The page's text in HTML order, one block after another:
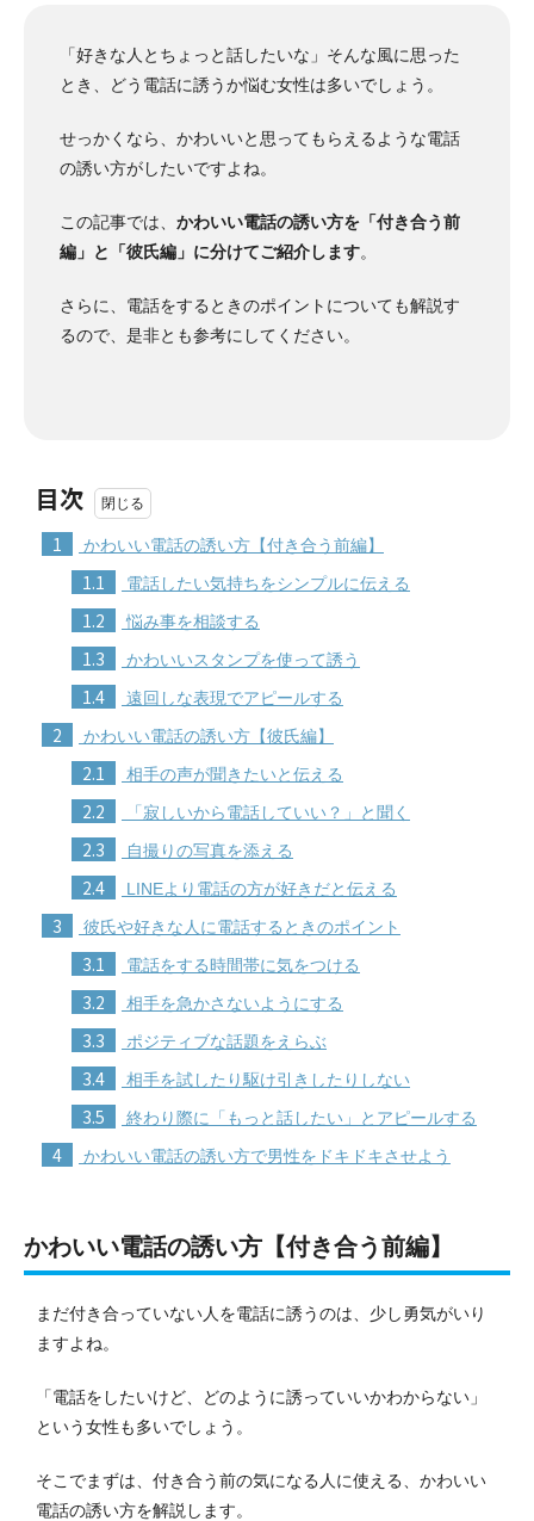
「好きな人とちょっと話したいな」そんな風に思った
とき、どう電話に誘うか悩む女性は多いでしょう。
せっかくなら、かわいいと思ってもらえるような電話
の誘い方がしたいですよね。
この記事では、 かわいい電話の誘い方を「付き合う前
編」と「彼氏編」に分けてご紹介します。
さらに、電話をするときのポイントについても解説す
るので、是非とも参考にしてください。
目次
1 かわいい電話の誘い方【付き合う前編】
1.1 電話したい気持ちをシンプルに伝える
1.2 悩み事を相談する
1.3 かわいいスタンプを使って誘う
1.4 遠回しな表現でアピールする
2 かわいい電話の誘い方【彼氏編】
2.1 相手の声が聞きたいと伝える
2.2 「寂しいから電話していい？」と聞く
2.3 自撮りの写真を添える
2.4 LINEより電話の方が好きだと伝える
3 彼氏や好きな人に電話するときのポイント
3.1 電話をする時間帯に気をつける
3.2 相手を急かさないようにする
3.3 ポジティブな話題をえらぶ
3.4 相手を試したり駆け引きしたりしない
3.5 終わり際に「もっと話したい」とアピールする
4 かわいい電話の誘い方で男性をドキドキさせよう
かわいい電話の誘い方【付き合う前編】
まだ付き合っていない人を電話に誘うのは、少し勇気がいり
ますよね。
「電話をしたいけど、どのように誘っていいかわからない」
という女性も多いでしょう。
そこでまずは、付き合う前の気になる人に使える、かわいい
電話の誘い方を解説します。